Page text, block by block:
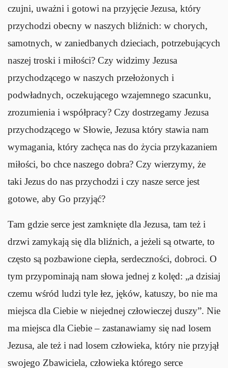
czujni, uważni i gotowi na przyjęcie Jezusa, który
przychodzi obecny w naszych bliźnich: w chorych,
samotnych, w zaniedbanych dzieciach, potrzebujących
naszej troski i miłości? Czy widzimy Jezusa
przychodzącego w naszych przełożonych i
podwładnych, oczekującego wzajemnego szacunku,
zrozumienia i współpracy? Czy dostrzegamy Jezusa
przychodzącego w Słowie, Jezusa który stawia nam
wymagania, który zachęca nas do życia przykazaniem
miłości, bo chce naszego dobra? Czy wierzymy, że
taki Jezus do nas przychodzi i czy nasze serce jest
gotowe, aby Go przyjąć?
Tam gdzie serce jest zamknięte dla Jezusa, tam też i
drzwi zamykają się dla bliźnich, a jeżeli są otwarte, to
często są pozbawione ciepła, serdeczności, dobroci. O
tym przypominają nam słowa jednej z kolęd: „a dzisiaj
czemu wśród ludzi tyle łez, jęków, katuszy, bo nie ma
miejsca dla Ciebie w niejednej człowieczej duszy”. Nie
ma miejsca dla Ciebie – zastanawiamy się nad losem
Jezusa, ale też i nad losem człowieka, który nie przyjął
swojego Zbawiciela, człowieka którego serce